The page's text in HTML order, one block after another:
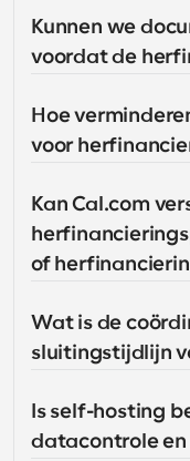
Kunnen we
voordat de
Hoe
voor
Kan Cal.com
of
Wat is de
sluitingstijdlijn
Is self-hosting
datacontrole en